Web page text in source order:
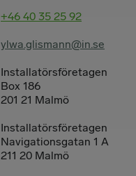
+46 40 35 25 92
ylwa.glismann@in.se
Installatörsföretagen
Box 186
201 21 Malmö
Installatörsföretagen
Navigationsgatan 1 A
211 20 Malmö